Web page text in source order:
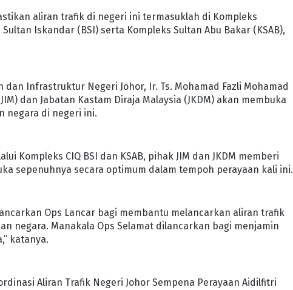
aliran trafik di negeri ini termasuklah di Kompleks
Iskandar (BSI) serta Kompleks Sultan Abu Bakar (KSAB),
dan Infrastruktur Negeri Johor, Ir. Ts. Mohamad Fazli Mohamad
dan Jabatan Kastam Diraja Malaysia (JKDM) akan membuka
negara di negeri ini.
Kompleks CIQ BSI dan KSAB, pihak JIM dan JKDM memberi
sepenuhnya secara optimum dalam tempoh perayaan kali ini.
Ops Lancar bagi membantu melancarkan aliran trafik
negara. Manakala Ops Selamat dilancarkan bagi menjamin
katanya.
Aliran Trafik Negeri Johor Sempena Perayaan Aidilfitri